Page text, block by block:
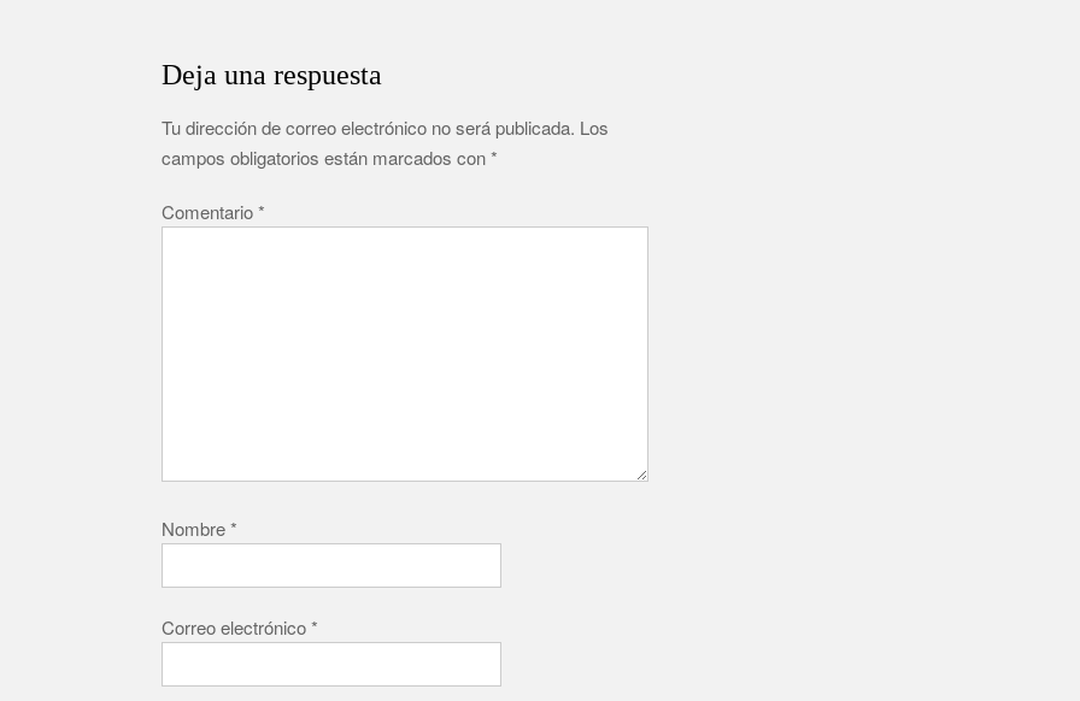
entradas
Deja una respuesta
Tu dirección de correo electrónico no será publicada. Los
campos obligatorios están marcados con*
Comentario*
Nombre*
Correo electrónico*